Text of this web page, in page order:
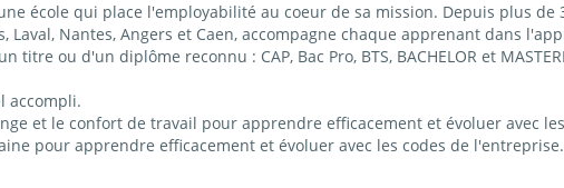
école qui place l'employabilité au coeur de sa mission. Depuis plus de
Nantes, Angers et Caen, accompagne chaque apprenant dans
ou d'un diplôme reconnu : CAP, Bac Pro, BTS, BACHELOR et
accompli.
et le confort de travail pour apprendre efficacement et évoluer avec
pour apprendre efficacement et évoluer avec les codes de l'entreprise.